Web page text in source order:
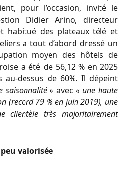
pour l’occasion, invité le
Didier Arino, directeur
habitué des plateaux télé et
a tout d’abord dressé un
moyen des hôtels de
a été de 56,12 % en 2025
au-dessus de 60%. Il dépeint
saisonnalité » avec « une haute
(record 79 % en juin 2019), une
clientèle très majoritairement
valorisée